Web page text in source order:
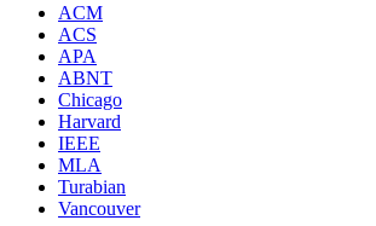
ACM
ACS
APA
ABNT
Chicago
Harvard
IEEE
MLA
Turabian
Vancouver